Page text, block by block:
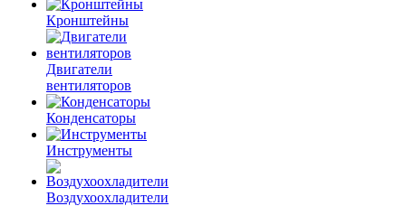
Кронштейны
Двигатели
вентиляторов
Конденсаторы
Инструменты
Воздухоохладители